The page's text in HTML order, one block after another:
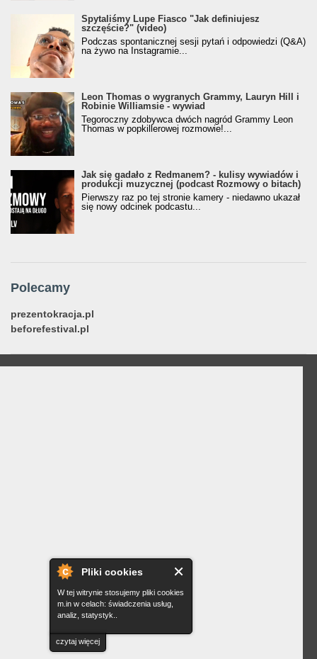
Pliki cookies
W tej witrynie stosujemy pliki cookies
m.in w celach: świadczenia usług,
analiz, statystyk..
czytaj więcej
Spytaliśmy Lupe Fiasco "Jak definiujesz
szczęście?" (video)
Podczas spontanicznej sesji pytań i odpowiedzi (Q&A)
na żywo na Instagramie...
Leon Thomas o wygranych Grammy, Lauryn Hill i
Robinie Williamsie - wywiad
Tegoroczny zdobywca dwóch nagród Grammy Leon
Thomas w popkillerowej rozmowie!...
Jak się gadało z Redmanem? - kulisy wywiadów i
produkcji muzycznej (podcast Rozmowy o bitach)
Pierwszy raz po tej stronie kamery - niedawno ukazał
się nowy odcinek podcastu...
Polecamy
prezentokracja.pl
beforefestival.pl